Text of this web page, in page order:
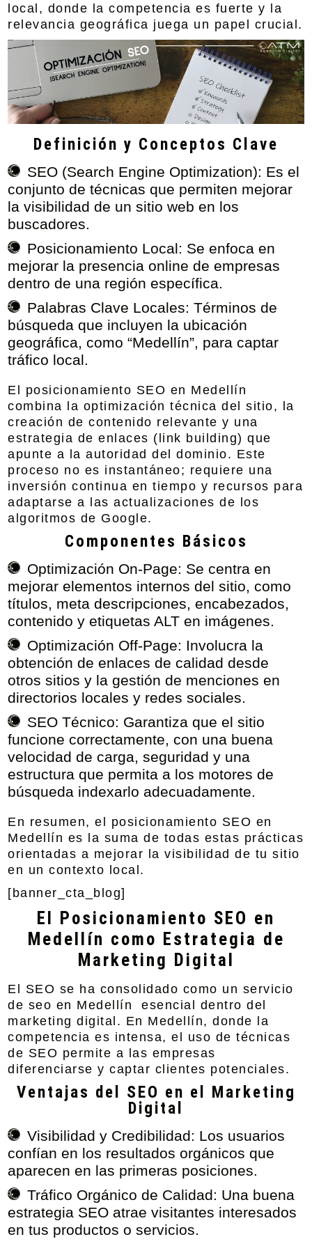
local, donde la competencia es fuerte y la
relevancia geográfica juega un papel crucial.
Definición y Conceptos Clave
SEO (Search Engine Optimization): Es el
conjunto de técnicas que permiten mejorar
la visibilidad de un sitio web en los
buscadores.
Posicionamiento Local: Se enfoca en
mejorar la presencia online de empresas
dentro de una región específica.
Palabras Clave Locales: Términos de
búsqueda que incluyen la ubicación
geográfica, como “Medellín”, para captar
tráfico local.
El posicionamiento SEO en Medellín
combina la optimización técnica del sitio, la
creación de contenido relevante y una
estrategia de enlaces (link building) que
apunte a la autoridad del dominio. Este
proceso no es instantáneo; requiere una
inversión continua en tiempo y recursos para
adaptarse a las actualizaciones de los
algoritmos de Google.
Componentes Básicos
Optimización On-Page: Se centra en
mejorar elementos internos del sitio, como
títulos, meta descripciones, encabezados,
contenido y etiquetas ALT en imágenes.
Optimización Off-Page: Involucra la
obtención de enlaces de calidad desde
otros sitios y la gestión de menciones en
directorios locales y redes sociales.
SEO Técnico: Garantiza que el sitio
funcione correctamente, con una buena
velocidad de carga, seguridad y una
estructura que permita a los motores de
búsqueda indexarlo adecuadamente.
En resumen, el posicionamiento SEO en
Medellín es la suma de todas estas prácticas
orientadas a mejorar la visibilidad de tu sitio
en un contexto local.
[banner_cta_blog]
El Posicionamiento SEO en
Medellín como Estrategia de
Marketing Digital
El SEO se ha consolidado como un servicio
de seo en Medellín
esencial dentro del
marketing digital. En Medellín, donde la
competencia es intensa, el uso de técnicas
de SEO permite a las empresas
diferenciarse y captar clientes potenciales.
Ventajas del SEO en el Marketing
Digital
Visibilidad y Credibilidad: Los usuarios
confían en los resultados orgánicos que
aparecen en las primeras posiciones.
Tráfico Orgánico de Calidad: Una buena
estrategia SEO atrae visitantes interesados
en tus productos o servicios.